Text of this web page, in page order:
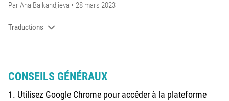
ParAna Balkandjieva 28 mars 2023
Traductions
CONSEILS GÉNÉRAUX
1. Utilisez Google Chrome pour accéder à la plateforme